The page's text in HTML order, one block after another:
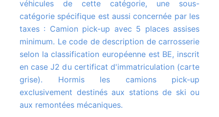
véhicules de cette catégorie, une sous-
catégorie spécifique est aussi concernée par les
taxes : Camion pick-up avec 5 places assises
minimum. Le code de description de carrosserie
selon la classification européenne est BE, inscrit
en case J2 du certificat d'immatriculation (carte
grise). Hormis les camions pick-up
exclusivement destinés aux stations de ski ou
aux remontées mécaniques.